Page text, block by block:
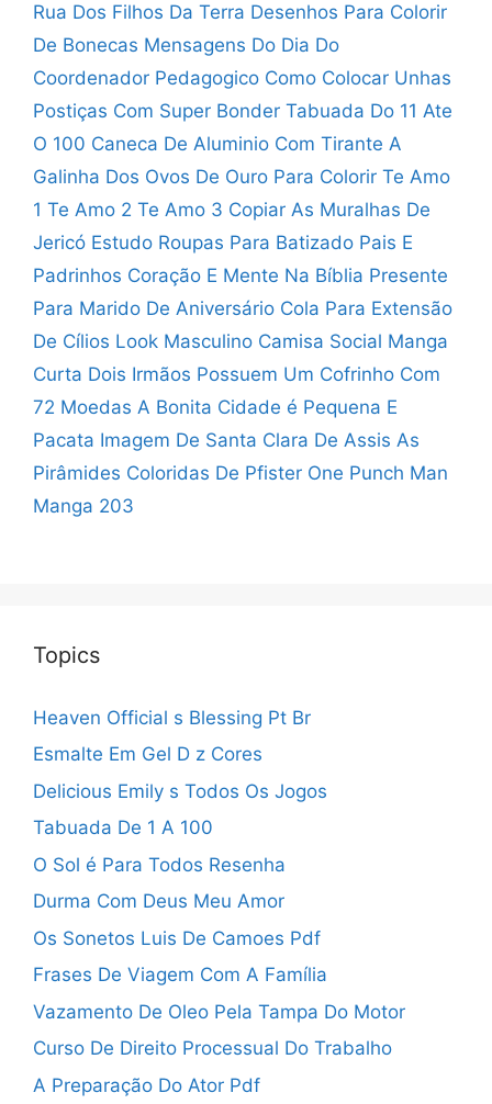
Rua Dos Filhos Da Terra Desenhos Para Colorir
De Bonecas Mensagens Do Dia Do
Coordenador Pedagogico Como Colocar Unhas
Postiças Com Super Bonder Tabuada Do 11 Ate
O 100 Caneca De Aluminio Com Tirante A
Galinha Dos Ovos De Ouro Para Colorir Te Amo
1 Te Amo 2 Te Amo 3 Copiar As Muralhas De
Jericó Estudo Roupas Para Batizado Pais E
Padrinhos Coração E Mente Na Bíblia Presente
Para Marido De Aniversário Cola Para Extensão
De Cílios Look Masculino Camisa Social Manga
Curta Dois Irmãos Possuem Um Cofrinho Com
72 Moedas A Bonita Cidade é Pequena E
Pacata Imagem De Santa Clara De Assis As
Pirâmides Coloridas De Pfister One Punch Man
Manga 203
Topics
Heaven Official s Blessing Pt Br
Esmalte Em Gel D z Cores
Delicious Emily s Todos Os Jogos
Tabuada De 1 A 100
O Sol é Para Todos Resenha
Durma Com Deus Meu Amor
Os Sonetos Luis De Camoes Pdf
Frases De Viagem Com A Família
Vazamento De Oleo Pela Tampa Do Motor
Curso De Direito Processual Do Trabalho
A Preparação Do Ator Pdf